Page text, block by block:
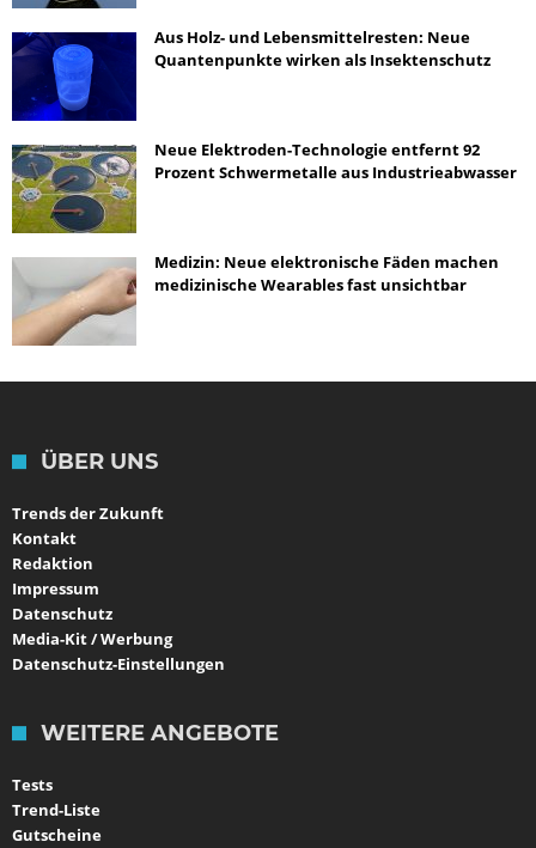
Aus Holz- und Lebensmittelresten: Neue
Quantenpunkte wirken als Insektenschutz
Neue Elektroden-Technologie entfernt 92
Prozent Schwermetalle aus Industrieabwasser
Medizin: Neue elektronische Fäden machen
medizinische Wearables fast unsichtbar
ÜBER UNS
Trends der Zukunft
Kontakt
Redaktion
Impressum
Datenschutz
Media-Kit / Werbung
Datenschutz-Einstellungen
WEITERE ANGEBOTE
Tests
Trend-Liste
Gutscheine